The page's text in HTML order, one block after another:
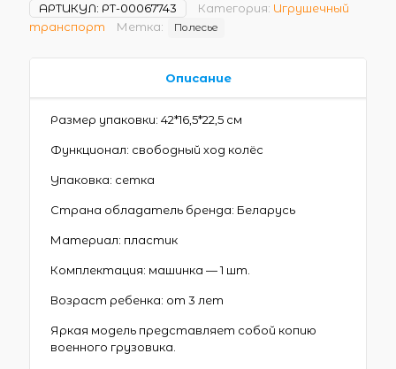
АРТИКУЛ: РТ-00067743 Категория: Игрушечный
транспорт
Метка: Полесье
Описание
Размер упаковки: 42*16,5*22,5 см
Функционал: свободный ход колёс
Упаковка: сетка
Страна обладатель бренда: Беларусь
Материал: пластик
Комплектация: машинка — 1 шт.
Возраст ребенка: от 3 лет
Яркая модель представляет собой копию
военного грузовика.